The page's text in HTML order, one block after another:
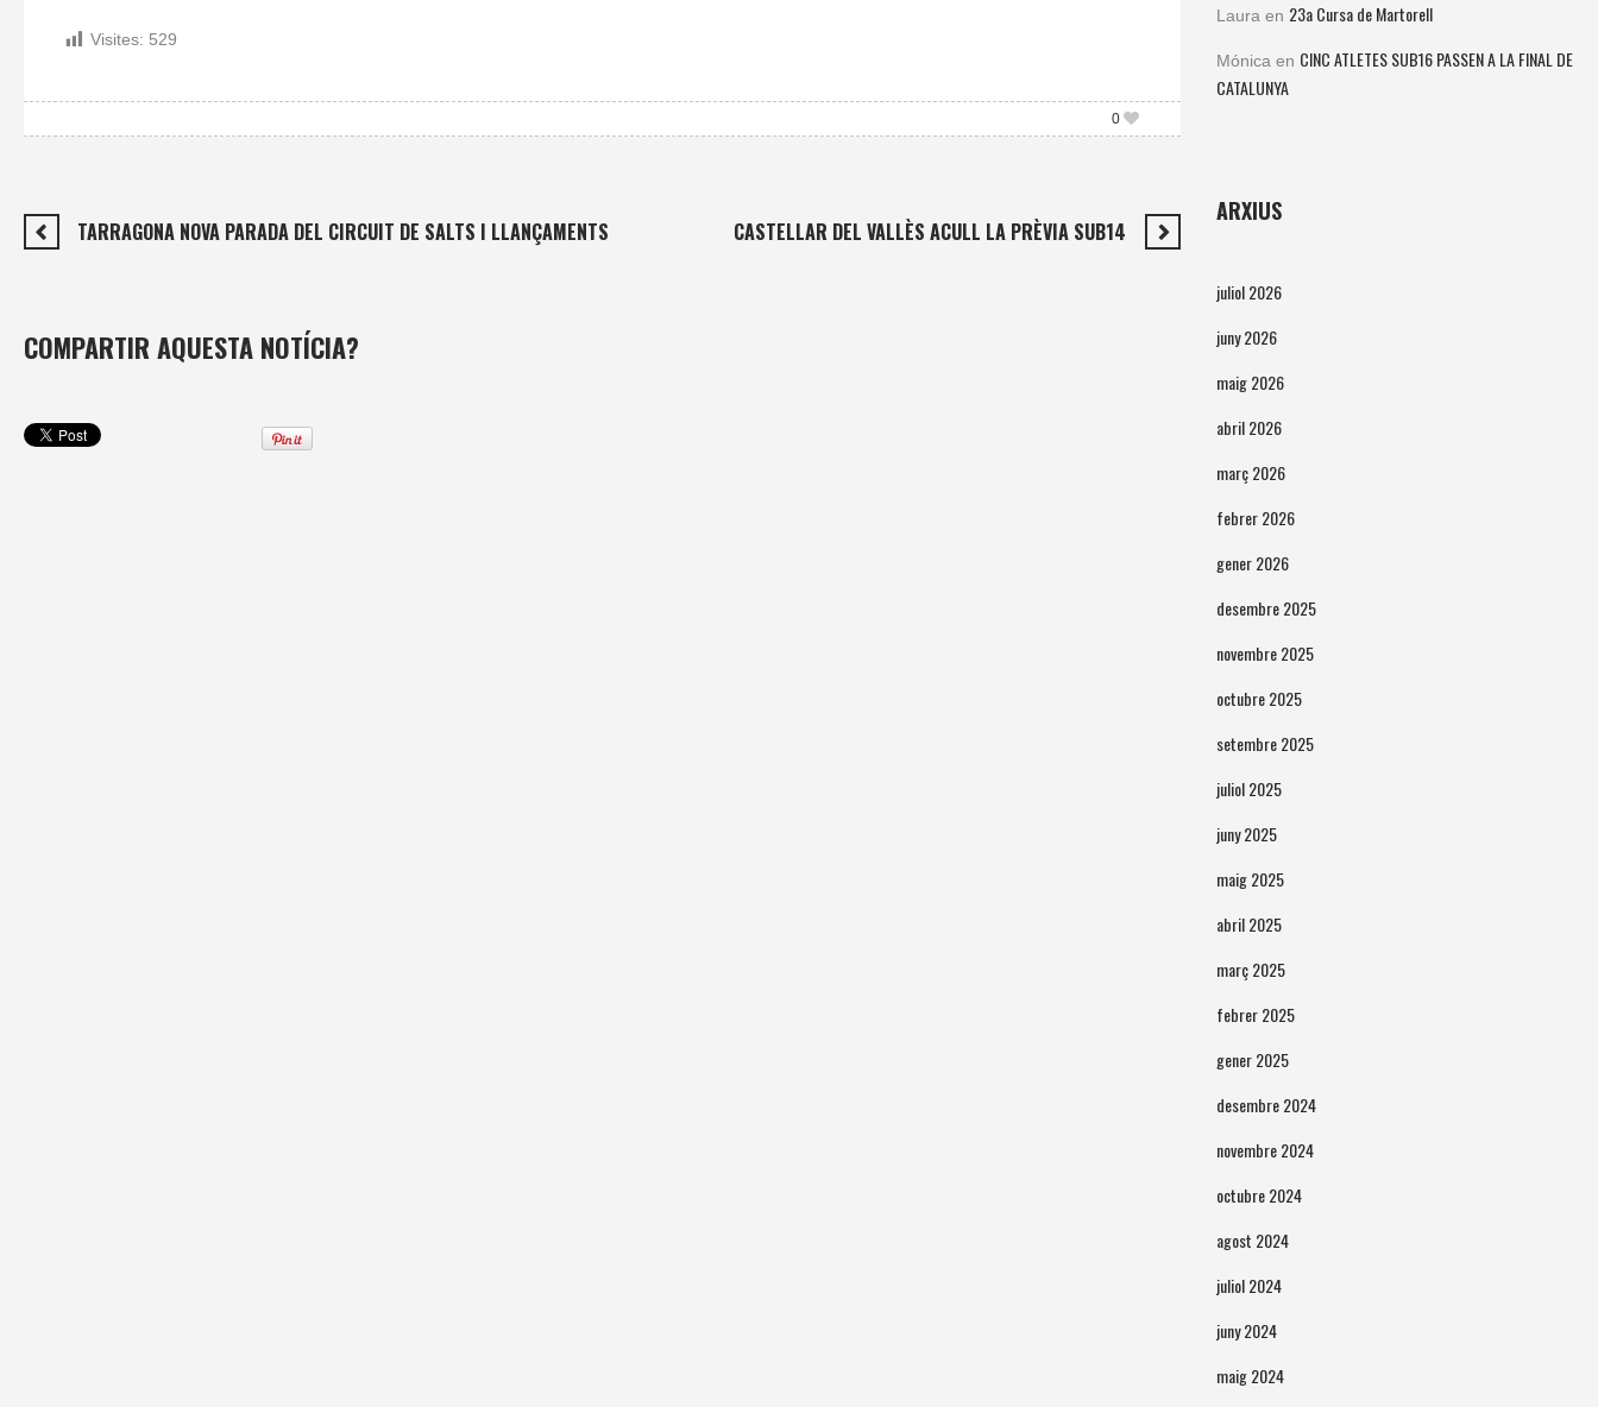
Visites: 529
0
CASTELLAR DEL VALLÈS ACULL LA PRÈVIA SUB14
TARRAGONA NOVA PARADA DEL CIRCUIT DE SALTS I LLANÇAMENTS
COMPARTIR AQUESTA NOTÍCIA?
Laura en 23a Cursa de Martorell
Mónica en CINC ATLETES SUB16 PASSEN A LA FINAL DE
CATALUNYA
ARXIUS
juliol 2026
juny 2026
maig 2026
abril 2026
març 2026
febrer 2026
gener 2026
desembre 2025
novembre 2025
octubre 2025
setembre 2025
juliol 2025
juny 2025
maig 2025
abril 2025
març 2025
febrer 2025
gener 2025
desembre 2024
novembre 2024
octubre 2024
agost 2024
juliol 2024
juny 2024
maig 2024